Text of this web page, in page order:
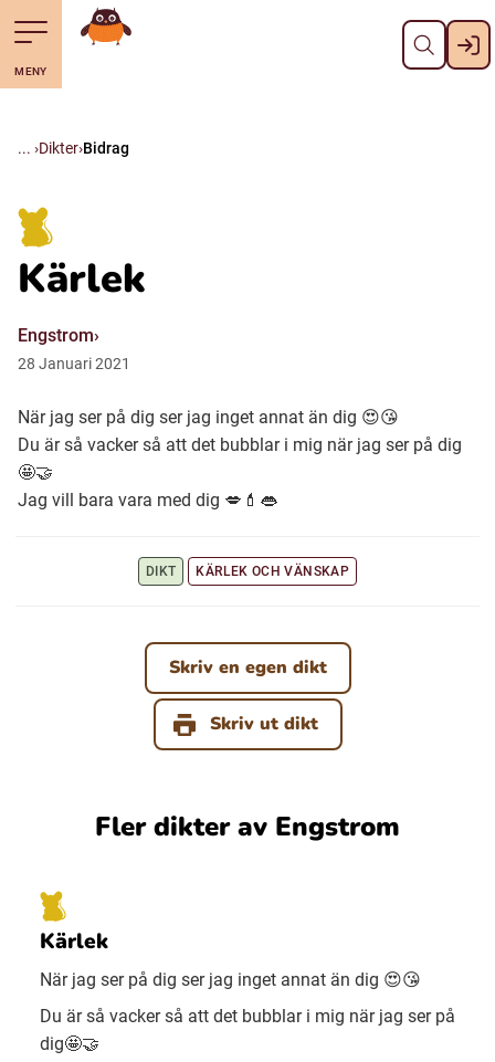
Till navigering av sidans innehåll
Hoppa till sidans huvudinnehåll Stäng
Suomi (Finska)
Julevsámegiella (Lulesamiska)
Åarjelsaemiengïele (Sydsamiska)
Davvisámegiella (Nordsamiska)
Ubmejesámiengiälla (Umesamiska)
Arli (Romska)
Kelderash (Romska)
MENY
Gå till startsidan
Dikter Bidrag
Kärlek
Engstrom
28 Januari2021
När jag ser på dig ser jag inget annat än dig 😍😘
Du är så vacker så att det bubblar i mig när jag ser på dig
🤩🤝
Jag vill bara vara med dig 💋💄👄
DIKT KÄRLEK OCH VÄNSKAP
Skriv en egen dikt
Skriv ut dikt
Fler dikter av Engstrom
Kärlek
När jag ser på dig ser jag inget annat än dig 😍😘
Du är så vacker så att det bubblar i mig när jag ser på
dig🤩🤝